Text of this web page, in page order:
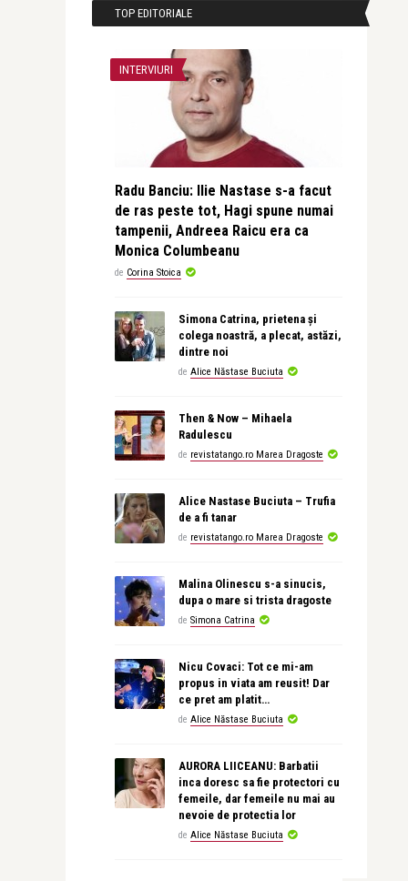
TOP EDITORIALE
INTERVIURI
Radu Banciu: Ilie Nastase s-a facut
de ras peste tot, Hagi spune numai
tampenii, Andreea Raicu era ca
Monica Columbeanu
de Corina Stoica
Simona Catrina, prietena și
colega noastră, a plecat, astăzi,
dintre noi
de Alice Năstase Buciuta
Then & Now – Mihaela
Radulescu
de revistatango.ro Marea Dragoste
Alice Nastase Buciuta – Trufia
de a fi tanar
de revistatango.ro Marea Dragoste
Malina Olinescu s-a sinucis,
dupa o mare si trista dragoste
de Simona Catrina
Nicu Covaci: Tot ce mi-am
propus in viata am reusit! Dar
ce pret am platit…
de Alice Năstase Buciuta
AURORA LIICEANU: Barbatii
inca doresc sa fie protectori cu
femeile, dar femeile nu mai au
nevoie de protectia lor
de Alice Năstase Buciuta